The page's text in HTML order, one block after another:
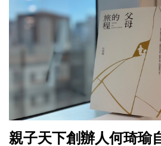
親子天下創辦人何琦瑜